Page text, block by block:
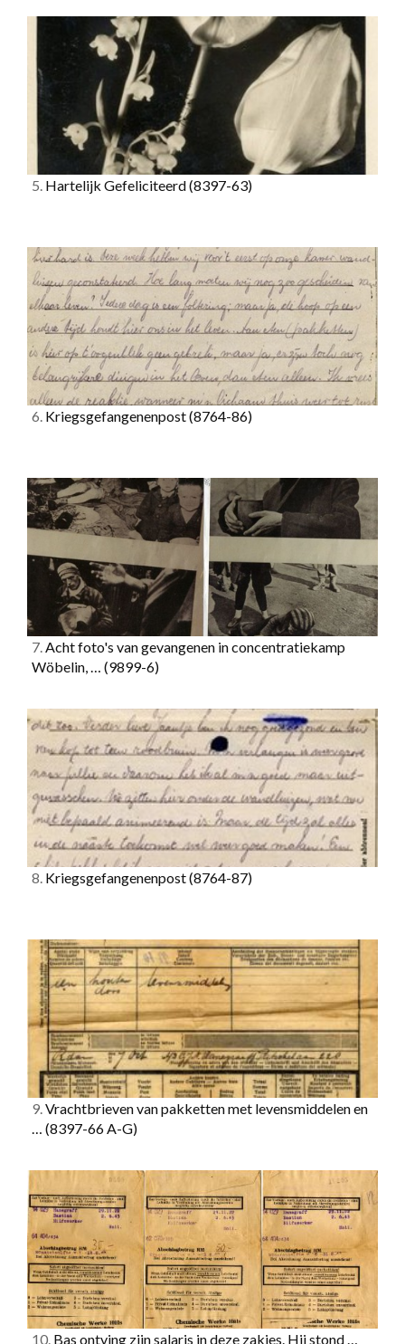
5. Hartelijk Gefeliciteerd(8397-63)
6. Kriegsgefangenenpost(8764-86)
7.Acht foto's van gevangenen in concentratiekamp
Wöbelin, … (9899-6)
8. Kriegsgefangenenpost(8764-87)
9.Vrachtbrieven van pakketten met levensmiddelen en
… (8397-66 A-G)
10. Bas ontving zijn salaris in deze zakjes. Hij stond …